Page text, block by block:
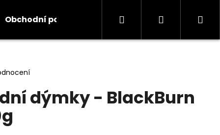
Obchodní podmínky Kontakty Informace
Hledat Přihlášení
dýmky - BlackBurn